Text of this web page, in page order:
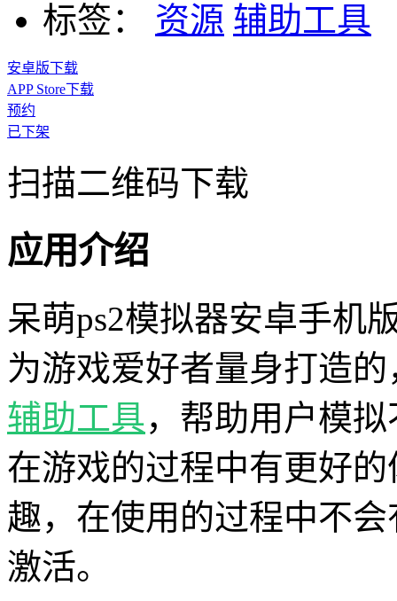
标签：
资源 辅助工具
安卓版下载
APP Store下载
预约
已下架
扫描二维码下载
应用介绍
呆萌ps2模拟器安卓手机
为游戏爱好者量身打造
辅助工具，帮助用户模
在游戏的过程中有更好
趣，在使用的过程中不
激活。